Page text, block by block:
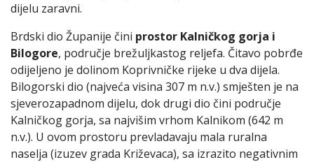
dijelu zaravni.
Brdski dio Županije čini prostor Kalničkog gorja i
Bilogore, područje brežuljkastog reljefa. Čitavo pobrđe
odijeljeno je dolinom Koprivničke rijeke u dva dijela.
Bilogorski dio (najveća visina 307 m n.v.) smješten je na
sjeverozapadnom dijelu, dok drugi dio čini područje
Kalničkog gorja, sa najvišim vrhom Kalnikom (642 m
n.v.). U ovom prostoru prevladavaju mala ruralna
naselja (izuzev grada Križevaca), sa izrazito negativnim